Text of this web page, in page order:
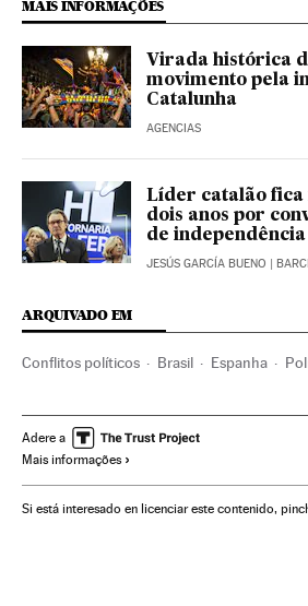
MAIS INFORMAÇÕES
Virada histórica
movimento pela
Catalunha
AGENCIAS
Líder catalão fica
dois anos por
de independência
JESÚS GARCÍA BUENO |
ARQUIVADO EM
Conflitos políticos Brasil Espanha
Independência Sociedade civil
Protestos sociais
Movimentos sociais Mal-estar social
Adere a
Mais informações
Si está interesado en licenciar este contenido,